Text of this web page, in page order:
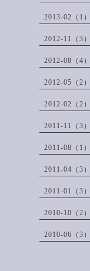
2013-02（1）
2012-11（3）
2012-08（4）
2012-05（2）
2012-02（2）
2011-11（3）
2011-08（1）
2011-04（3）
2011-01（3）
2010-10（2）
2010-06（3）